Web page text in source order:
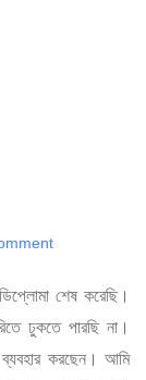
শেষ করেছি।
ঢুকতে পারছি না।
ব্যবহার করছেন। আমি